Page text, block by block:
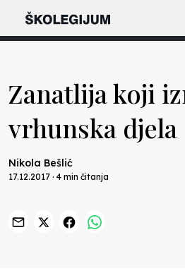
Zanatlija koji
vrhunska djela
Nikola Bešlić
17.12.2017 · 4 min čitanja